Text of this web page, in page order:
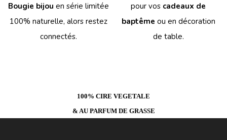
Bougie bijou en série limitée
100% naturelle, alors restez
connectés.
pour vos cadeaux de
baptême ou en décoration
de table.
100% CIRE VEGETALE
& AU PARFUM DE GRASSE